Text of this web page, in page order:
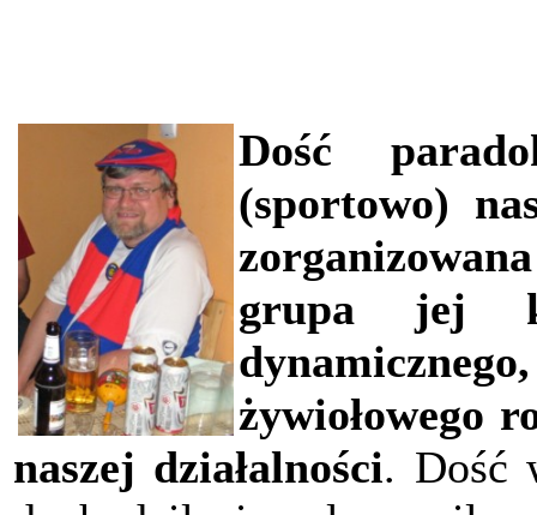
Dość
(sportowo)
grupa jej
żywiołowego
naszej działalności. Dość